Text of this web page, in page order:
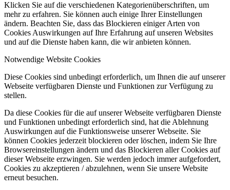
Klicken Sie auf die verschiedenen Kategorienüberschriften, um
mehr zu erfahren. Sie können auch einige Ihrer Einstellungen
ändern. Beachten Sie, dass das Blockieren einiger Arten von
Cookies Auswirkungen auf Ihre Erfahrung auf unseren Websites
und auf die Dienste haben kann, die wir anbieten können.
Notwendige Website Cookies
Diese Cookies sind unbedingt erforderlich, um Ihnen die auf unserer
Webseite verfügbaren Dienste und Funktionen zur Verfügung zu
stellen.
Da diese Cookies für die auf unserer Webseite verfügbaren Dienste
und Funktionen unbedingt erforderlich sind, hat die Ablehnung
Auswirkungen auf die Funktionsweise unserer Webseite. Sie
können Cookies jederzeit blockieren oder löschen, indem Sie Ihre
Browsereinstellungen ändern und das Blockieren aller Cookies auf
dieser Webseite erzwingen. Sie werden jedoch immer aufgefordert,
Cookies zu akzeptieren / abzulehnen, wenn Sie unsere Website
erneut besuchen.